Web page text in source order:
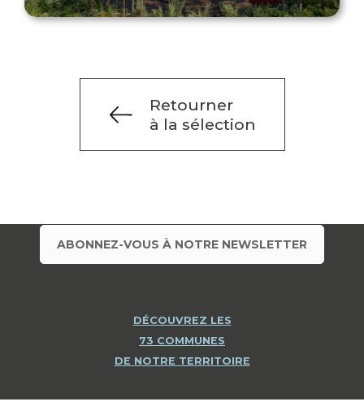
Retourner
à la sélection
ABONNEZ-VOUS À NOTRE NEWSLETTER
DÉCOUVREZ LES
73 COMMUNES
DE NOTRE TERRITOIRE